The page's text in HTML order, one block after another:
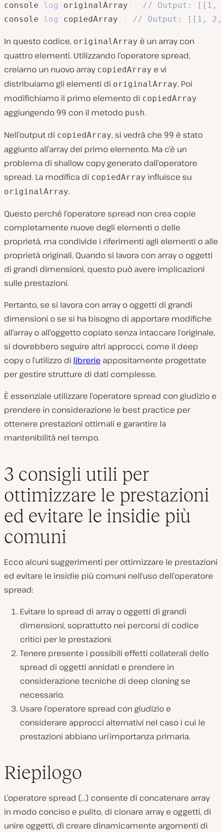
console log originalArray
// Output: [[1,
console
log copiedArray // Output: [[1,
In questo codice, originalArray è un array con
quattro elementi. Utilizzando l’operatore spread,
creiamo un nuovo array copiedArray e vi
distribuiamo gli elementi di originalArray. Poi
modifichiamo il primo elemento di copiedArray
aggiungendo 99 con il metodo push.
Nell’output di copiedArray, si vedrà che 99 è stato
aggiunto all’array del primo elemento. Ma c’è un
problema di shallow copy generato dall’operatore
spread. La modifica di copiedArray influisce su
originalArray.
Questo perché l’operatore spread non crea copie
completamente nuove degli elementi o delle
proprietà, ma condivide i riferimenti agli elementi o alle
proprietà originali. Quando si lavora con array o oggetti
di grandi dimensioni, questo può avere implicazioni
sulle prestazioni.
Pertanto, se si lavora con array o oggetti di grandi
dimensioni o se si ha bisogno di apportare modifiche
all’array o all’oggetto copiato senza intaccare l’originale,
si dovrebbero seguire altri approcci, come il deep
copy o l’utilizzo di librerie appositamente progettate
per gestire strutture di dati complesse.
È essenziale utilizzare l’operatore spread con giudizio e
prendere in considerazione le best practice per
ottenere prestazioni ottimali e garantire la
mantenibilità nel tempo.
3 consigli utili per
ottimizzare le prestazioni
ed evitare le insidie più
comuni
Ecco alcuni suggerimenti per ottimizzare le prestazioni
ed evitare le insidie più comuni nell’uso dell’operatore
spread:
Evitare lo spread di array o oggetti di grandi
dimensioni, soprattutto nei percorsi di codice
critici per le prestazioni.
Tenere presente i possibili effetti collaterali dello
spread di oggetti annidati e prendere in
considerazione tecniche di deep cloning se
necessario.
Usare l’operatore spread con giudizio e
considerare approcci alternativi nel caso i cui le
prestazioni abbiano un’importanza primaria.
Riepilogo
L’operatore spread (…) consente di concatenare array
in modo conciso e pulito, di clonare array e oggetti, di
unire oggetti, di creare dinamicamente argomenti di